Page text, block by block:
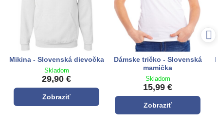
Mikina - Slovenská dievočka
Skladom
29,90 €
Zobraziť
Dámske tričko - Slovenská
mamička
Skladom
15,99 €
Zobraziť